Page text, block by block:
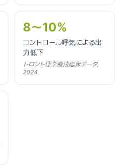
8〜10%
コントロール呼気による出
力低下
トロント理学療法臨床データ,
2024